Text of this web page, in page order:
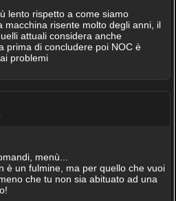
rispetto a come siamo
macchina risente molto degli anni, il
attuali considera anche
prima di concludere poi NOC è
problemi
menù...
è un fulmine, ma per quello che vuoi
che tu non sia abituato ad una